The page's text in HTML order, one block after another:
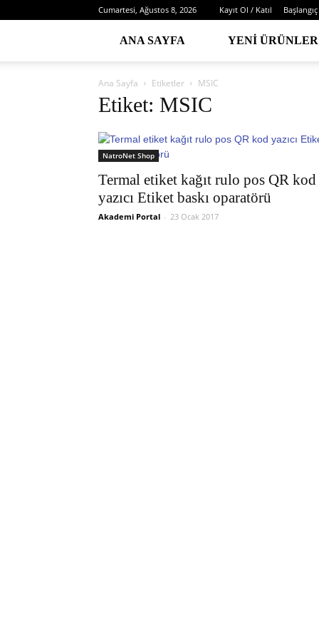
Cumartesi, Ağustos 8, 2026 Kayıt Ol / Katıl Başlangıç
ANA SAYFA YENI ÜRÜNLER
Ana Sayfa Etiketler MSIC
Etiket: MSIC
NatroNet Shop
Termal etiket kağıt rulo pos QR kod
yazıcı Etiket baskı oparatörü
Akademi Portal - 23 Ocak 2017